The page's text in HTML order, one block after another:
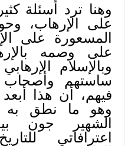
وهنا ترد أسئلة
على الإرهاب،
المسعورة على
على وصمه
وبالإسلام
ساستهم وأصحاب
فيهم، أن هذا
وهو ما نطق به
الشهير جون
اعترافاتي